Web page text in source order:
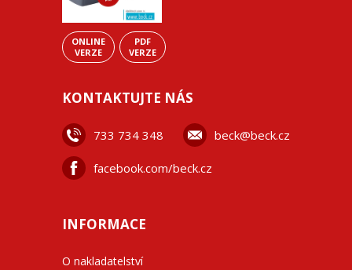
ONLINE
VERZE
PDF
VERZE
KONTAKTUJTE NÁS
733 734 348 beck@beck.cz
facebook.com/beck.cz
INFORMACE
O nakladatelství